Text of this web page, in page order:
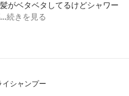
がベタベタしてるけどシャワー
…続きを見る
シャンプー